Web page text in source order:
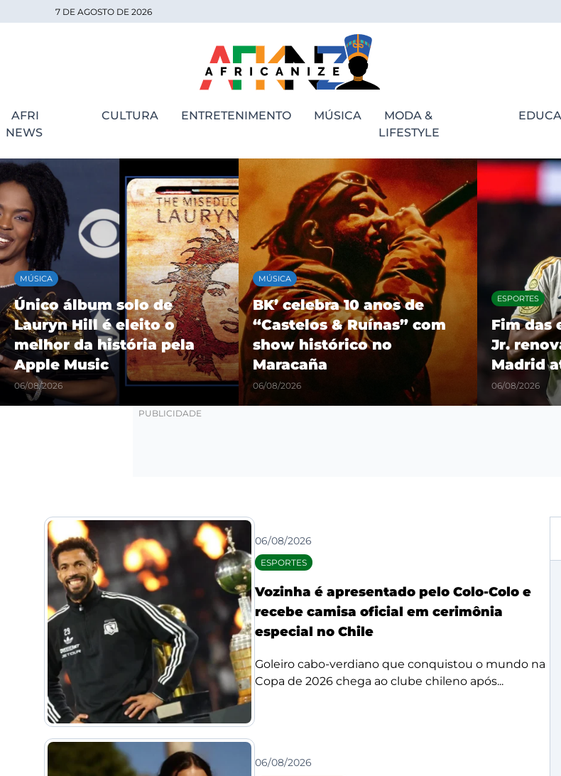
7 DE AGOSTO DE 2026
AFRI
NEWS
CULTURA ENTRETENIMENTO MÚSICA
MODA &
LIFESTYLE
MÚSICA
Único álbum solo de
Lauryn Hill é eleito o
melhor da história pela
Apple Music
06/08/2026
MÚSICA
BK’ celebra 10 anos de
“Castelos & Ruínas” com
show histórico no
Maracaña
06/08/2026
ESPORTES
Fim das
Jr.
Madrid
06/08/2026
06/08/2026
ESPORTES
Vozinha é apresentado pelo Colo-Colo e
recebe camisa oficial em cerimônia
especial no Chile
Goleiro cabo-verdiano que conquistou o mundo na
Copa de 2026 chega ao clube chileno após...
06/08/2026